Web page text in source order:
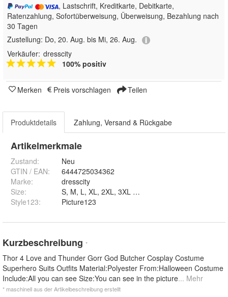
, Lastschrift, Kreditkarte, Debitkarte,
Ratenzahlung, Sofortüberweisung, Überweisung, Bezahlung nach
30 Tagen
Zustellung: Do, 20. Aug. bis Mi, 26. Aug.
Verkäufer: dresscity
100% positiv
Merken Preis vorschlagen Teilen
Produktdetails Zahlung, Versand & Rückgabe
Artikelmerkmale
Zustand:
Neu
GTIN / EAN:
6444725034362
Marke:
dresscity
Size:
Style123: Picture123
Kurzbeschreibung *
Thor 4 Love and Thunder Gorr God Butcher Cosplay Costume
Superhero Suits Outfits Material:Polyester From:Halloween Costume
Include:All you can see Size:You can see in the picture... Mehr
* maschinell aus der Artikelbeschreibung erstellt